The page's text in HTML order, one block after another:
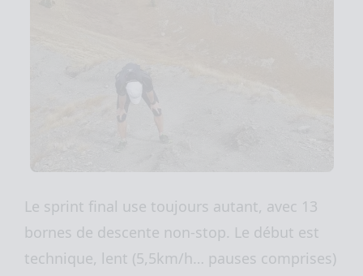
Le sprint final use toujours autant, avec 13
bornes de descente non-stop. Le début est
technique, lent (5,5km/h… pauses comprises)